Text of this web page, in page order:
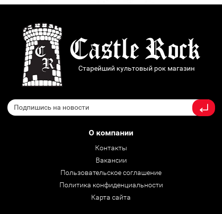
Старейший культовый рок магазин
О компании
Контакты
Вакансии
Пользовательское соглашение
Политика конфиденциальности
Карта сайта